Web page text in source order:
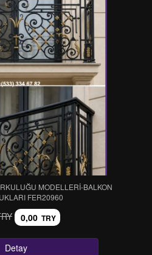
MODELLERİ-BALKON
FER20960
0,00 TRY
Detay